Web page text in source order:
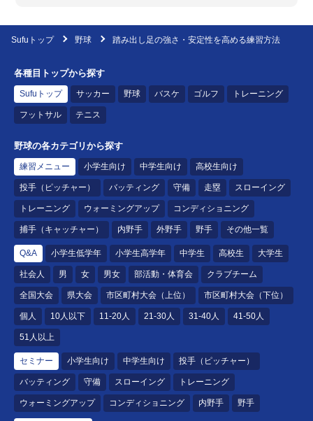
Sufuトップ 野球 踏み出し足の強さ・安定性を高める練習方法
各種目トップから探す
Sufuトップ サッカー 野球 バスケ ゴルフ トレーニング
フットサル テニス
野球の各カテゴリから探す
練習メニュー 小学生向け 中学生向け 高校生向け
投手（ピッチャー） バッティング 守備 走塁 スローイング
トレーニング ウォーミングアップ コンディショニング
捕手（キャッチャー） 内野手 外野手 野手 その他一覧
Q&A 小学生低学年 小学生高学年 中学生 高校生 大学生
社会人 男 女 男女 部活動・体育会 クラブチーム
全国大会 県大会 市区町村大会（上位） 市区町村大会（下位）
個人 10人以下 11-20人 21-30人 31-40人 41-50人
51人以上
セミナー 小学生向け 中学生向け 投手（ピッチャー）
バッティング 守備 スローイング トレーニング
ウォーミングアップ コンディショニング 内野手 野手